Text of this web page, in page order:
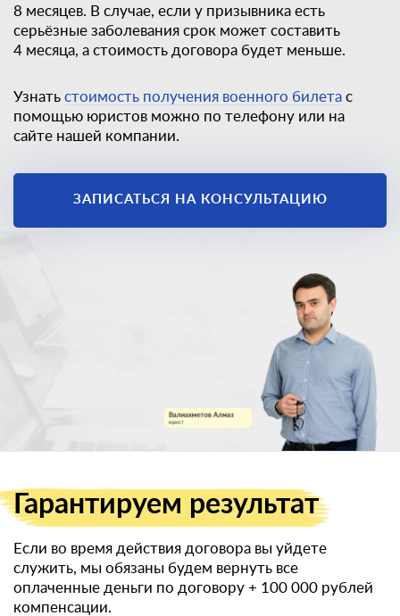
8 месяцев. В случае, если у призывника есть
серьёзные заболевания срок может составить
4 месяца, а стоимость договора будет меньше.
Узнать стоимость получения военного билета с
помощью юристов можно по телефону или на
сайте нашей компании.
ЗАПИСАТЬСЯ НА КОНСУЛЬТАЦИЮ
Гарантируем результат
Если во время действия договора вы уйдете
служить, мы обязаны будем вернуть все
оплаченные деньги по договору + 100 000 рублей
компенсации.